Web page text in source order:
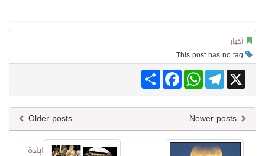
أخبار
Share
FacebookWhatsAppTelegram X
Older posts
ابادة